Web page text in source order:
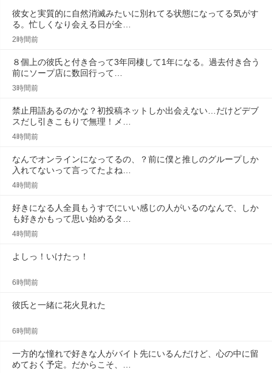
彼女と実質的に自然消滅みたいに別れてる状態になってる気がす
る。忙しくなり会える日が全…
2時間前
８個上の彼氏と付き合って3年同棲して1年になる。過去付き合う
前にソープ店に数回行って…
3時間前
禁止用語あるのかな？初投稿ネットしか出会えない…だけどデブ
スだし引きこもりで無理！メ…
4時間前
なんでオンラインになってるの、？前に僕と推しのグループしか
入れてないって言ってたよね…
4時間前
好きになる人全員もうすでにいい感じの人がいるのなんで、しか
も好きかもって思い始めるタ…
4時間前
よしっ！いけたっ！
6時間前
彼氏と一緒に花火見れた
6時間前
一方的な憧れで好きな人がバイト先にいるんだけど、心の中に留
めておく予定。だからこそ、…